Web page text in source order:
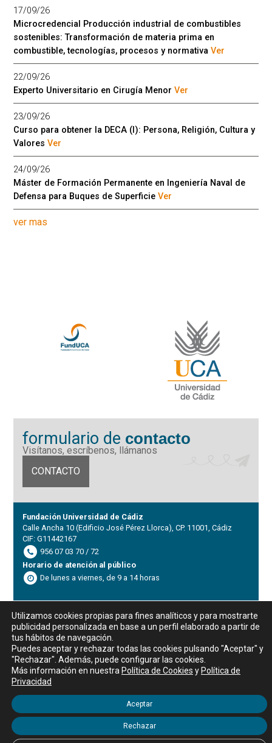
17/09/26
Microcredencial Producción industrial de combustibles
sostenibles: Transformación de materia prima en
combustible, tecnologías, procesos y normativaVer
22/09/26
Experto Universitario en Cirugía MenorVer
23/09/26
Curso para obtener la DECA (I): Persona, Religión, Cultura y
ValoresVer
24/09/26
Máster de Formación Permanente en Ingeniería Naval de
Defensa para Buques de SuperficieVer
ver mas
formulario de contacto
Visítanos, escríbenos, llámanos
CONTACTO
Fundación Universidad de Cádiz
Calle Ancha 10 (Edificio José Pérez Llorca), CP. 11001, Cádiz
CIF: G11442167
956 07 03 70 / 72
Horario de atención al público
De lunes a viernes, de 9 a 14 horas
Aviso legal|Política de privacidad
Utilizamos cookies propias para fines analíticos y para mostrarte
publicidad personalizada en base a un perfil elaborado a partir de
tus hábitos de navegación.
Puedes aceptar y rechazar todas las cookies pulsando "Aceptar" y
"Rechazar". Además, puede configurar las cookies.
Más información en nuestra Política de Cookies y Política de
Privacidad
Aceptar
Rechazar
WordPress Appliance- Powered byTurnKey Linux